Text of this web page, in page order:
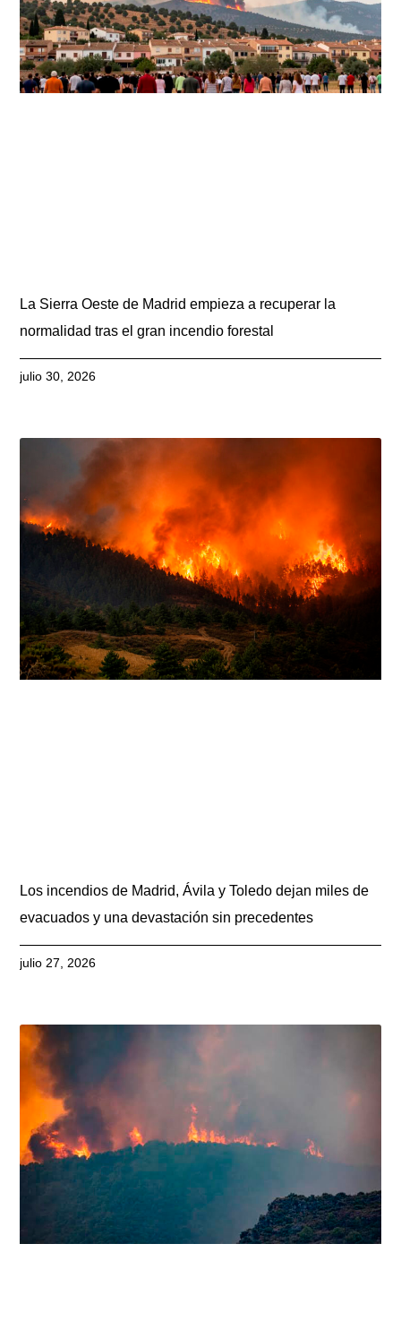
La Sierra Oeste de Madrid empieza a recuperar la
normalidad tras el gran incendio forestal
julio 30, 2026
Los incendios de Madrid, Ávila y Toledo dejan miles de
evacuados y una devastación sin precedentes
julio 27, 2026